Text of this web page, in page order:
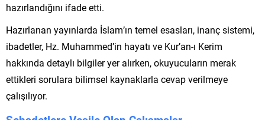
hazırlandığını ifade etti.
Hazırlanan yayınlarda İslam’ın temel esasları, inanç sistemi,
ibadetler, Hz. Muhammed’in hayatı ve Kur’an-ı Kerim
hakkında detaylı bilgiler yer alırken, okuyucuların merak
ettikleri sorulara bilimsel kaynaklarla cevap verilmeye
çalışılıyor.